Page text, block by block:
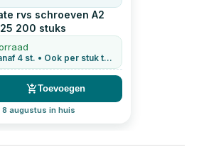
rvs schroeven A2
200 stuks
Staffelkorting vanaf 4 st. • Ook per stuk te bestellen
Toevoegen
augustus in huis